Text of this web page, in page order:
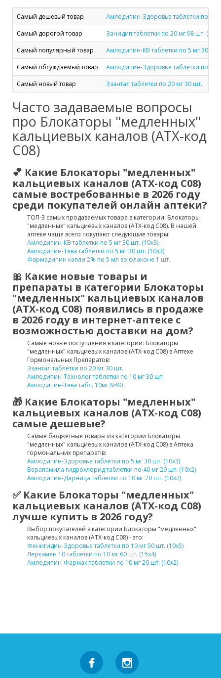
Самый дешевый товар
Амлодипин-Здоровье таблетки по 5
Самый дорогой товар
Занидип таблетки по 20 мг 98 шт.
Самый популярный товар
Амлодипин-КВ таблетки по 5 мг 30 шт.
Самый обсуждаемый товар
Амлодипин-Здоровье таблетки по 5
Самый новый товар
Эзантал таблетки по 20 мг 30 шт.
Часто задаваемые вопросы
про Блокаторы "медленных"
кальциевых каналов (ATX-код
C08)
💕 Какие Блокаторы "медленных"
кальциевых каналов (ATX-код C08)
самые востребованные в 2026 году
среди покупателей онлайн аптеки?
ТОП-3 самых продаваемых товара в категории: Блокаторы
"медленных" кальциевых каналов (ATX-код C08). В нашей
аптеке чаще всего покупают следующие товары:
Амлодипин-КВ таблетки по 5 мг 30 шт. (10х3)
Амлодипин-Тева таблетки по 5 мг 30 шт. (10х3)
Фармадипин капли 2% по 5 мл во флаконе 1 шт.
🎀 Какие новые товары и
препараты в категории Блокаторы
"медленных" кальциевых каналов
(ATX-код C08) появились в продаже
в 2026 году в интернет-аптеке с
возможностью доставки на дом?
Самые новые поступления в категории: Блокаторы
"медленных" кальциевых каналов (ATX-код C08) в Аптеке
Гормональных Препаратов:
Эзантал таблетки по 20 мг 30 шт.
Амлодипин-Технолог таблетки по 10 мг 30 шт.
Амлодипин-Тева табл. 10мг №90
🎁 Какие Блокаторы "медленных"
кальциевых каналов (ATX-код C08)
самые дешевые?
Самые бюджетные товары из категории Блокаторы
"медленных" кальциевых каналов (ATX-код C08) в Аптека
гормональних препаратів:
Амлодипин-Здоровье таблетки по 5 мг 30 шт. (10х3)
Верапамила гидрохлорид таблетки по 40 мг 20 шт. (10х2)
Амлодипин-Дарница таблетки по 10 мг 20 шт. (10х2)
✅ Какие Блокаторы "медленных"
кальциевых каналов (ATX-код C08)
лучше купить в 2026 году?
Выбор покупателей в категории Блокаторы "медленных"
кальциевых каналов (ATX-код C08) - это:
Фенигидин-Здоровье таблетки по 10 мг 50 шт. (10х5)
Леркамен 10 таблетки по 10 мг 60 шт. (15х4)
Амлодипин-Фармак таблетки по 10 мг 20 шт. (10х2)